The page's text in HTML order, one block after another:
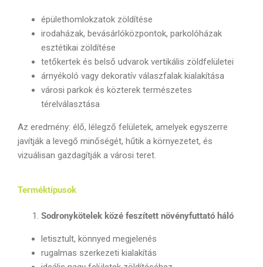
épülethomlokzatok zöldítése
irodaházak, bevásárlóközpontok, parkolóházak
esztétikai zöldítése
tetőkertek és belső udvarok vertikális zöldfelületei
árnyékoló vagy dekoratív válaszfalak kialakítása
városi parkok és közterek természetes
térelválasztása
Az eredmény: élő, lélegző felületek, amelyek egyszerre
javítják a levegő minőségét, hűtik a környezetet, és
vizuálisan gazdagítják a városi teret.
Terméktípusok
Sodronykötelek közé feszített növényfuttató háló
letisztult, könnyed megjelenés
rugalmas szerkezeti kialakítás